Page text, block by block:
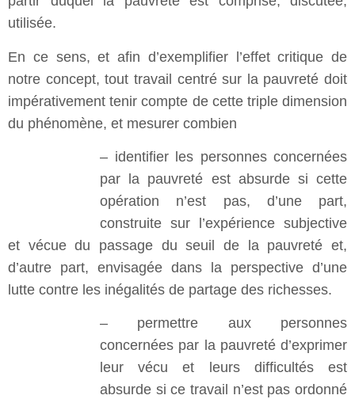
utilisée.
En ce sens, et afin d’exemplifier l’effet critique de
notre concept, tout travail centré sur la pauvreté doit
impérativement tenir compte de cette triple dimension
du phénomène, et mesurer combien
– identifier les personnes concernées
par la pauvreté est absurde si cette
opération n’est pas, d’une part,
construite sur l’expérience subjective
et vécue du passage du seuil de la pauvreté et,
d’autre part, envisagée dans la perspective d’une
lutte contre les inégalités de partage des richesses.
– permettre aux personnes
concernées par la pauvreté d’exprimer
leur vécu et leurs difficultés est
absurde si ce travail n’est pas ordonné